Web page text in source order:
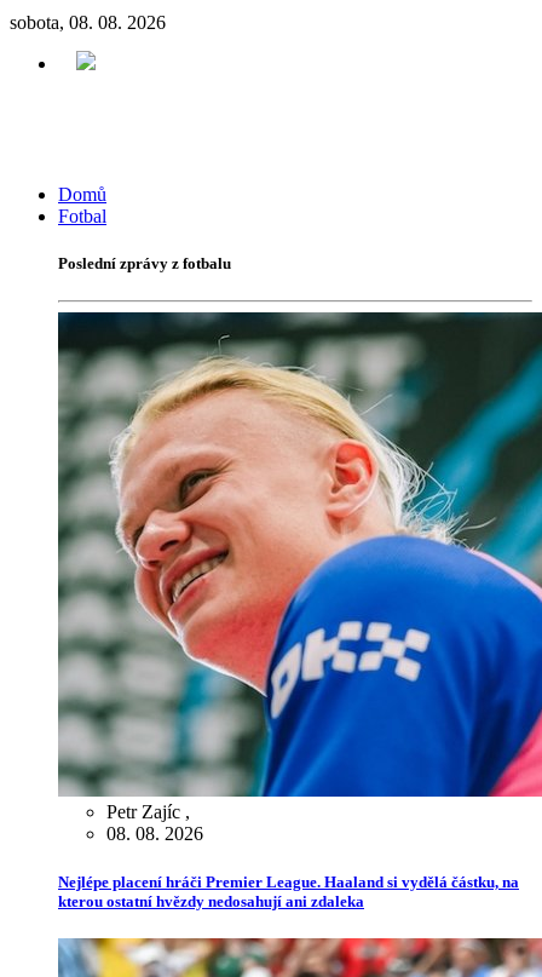
sobota, 08. 08. 2026
Domů
Fotbal
Poslední zprávy z fotbalu
Petr Zajíc ,
08. 08. 2026
Nejlépe placení hráči Premier League. Haaland si vydělá částku, na
kterou ostatní hvězdy nedosahují ani zdaleka